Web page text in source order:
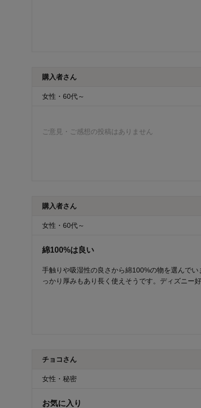
購入者さん
女性・60代～
ご意見・ご感想の投稿はありません
購入者さん
女性・60代～
綿100%は良い
手触りや吸湿性の良さから綿100%の物を選んで
っかり厚みもあり長く使えそうです。ディズニー
チョコさん
女性・秘密
お気に入り